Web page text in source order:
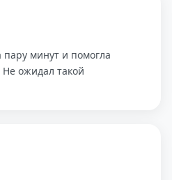
пару минут и помогла
Не ожидал такой